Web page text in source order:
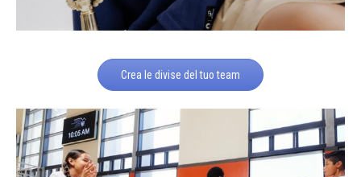
Crea le divise del tuo team